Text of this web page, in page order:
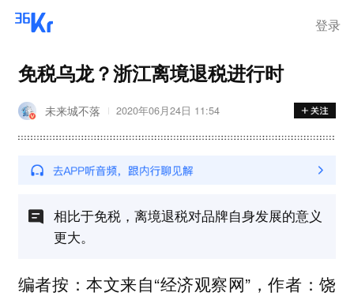
登录
免税乌龙？浙江离境退税进行时
未来城不落 2020年06月24日 11:54
相比于免税，离境退税对品牌自身发展的意义
更大。
编者按：本文来自“经济观察网”，作者：饶